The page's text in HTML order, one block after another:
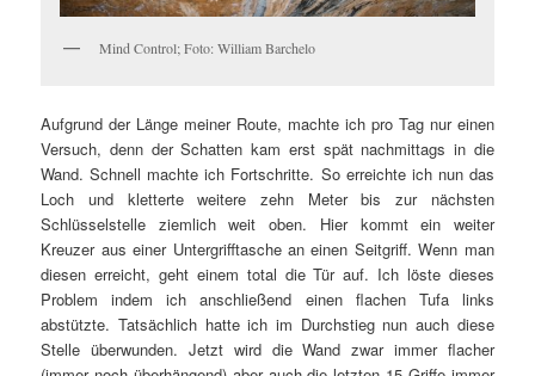
Mind Control; Foto: William Barchelo
Aufgrund der Länge meiner Route, machte ich pro Tag nur einen
Versuch, denn der Schatten kam erst spät nachmittags in die
Wand. Schnell machte ich Fortschritte. So erreichte ich nun das
Loch und kletterte weitere zehn Meter bis zur nächsten
Schlüsselstelle ziemlich weit oben. Hier kommt ein weiter
Kreuzer aus einer Untergrifftasche an einen Seitgriff. Wenn man
diesen erreicht, geht einem total die Tür auf. Ich löste dieses
Problem indem ich anschließend einen flachen Tufa links
abstützte. Tatsächlich hatte ich im Durchstieg nun auch diese
Stelle überwunden. Jetzt wird die Wand zwar immer flacher